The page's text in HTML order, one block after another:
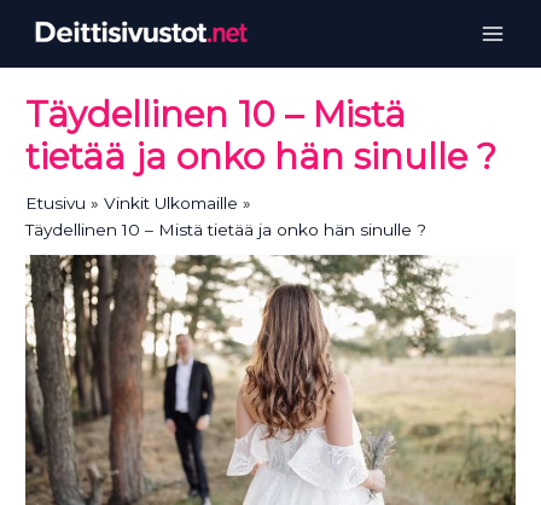
sisältöön
Täydellinen 10 – Mistä
tietää ja onko hän sinulle ?
Etusivu
Vinkit Ulkomaille
Täydellinen 10 – Mistä tietää ja onko hän sinulle ?